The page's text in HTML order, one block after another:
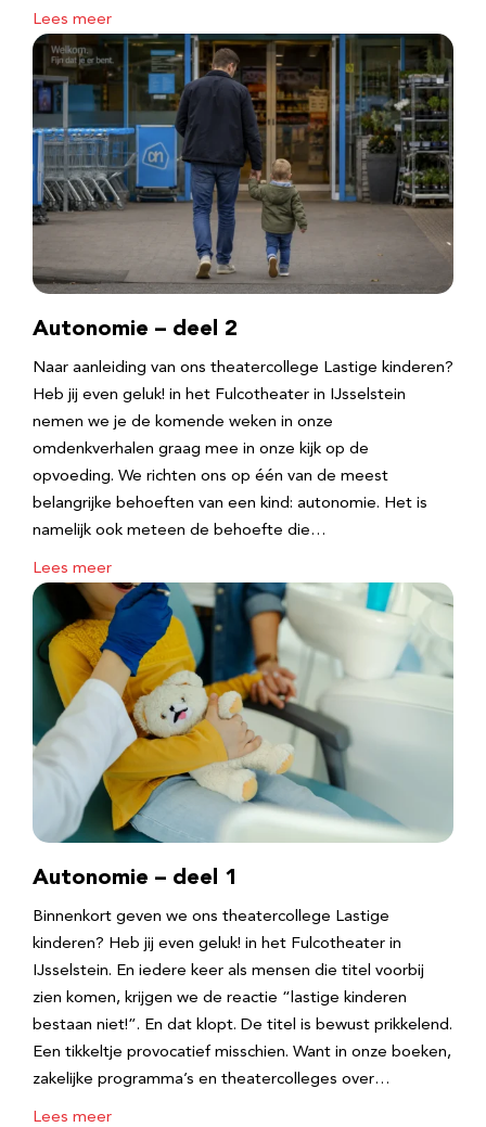
Lees meer
Autonomie – deel 2
Naar aanleiding van ons theatercollege Lastige kinderen?
Heb jij even geluk! in het Fulcotheater in IJsselstein
nemen we je de komende weken in onze
omdenkverhalen graag mee in onze kijk op de
opvoeding. We richten ons op één van de meest
belangrijke behoeften van een kind: autonomie. Het is
namelijk ook meteen de behoefte die…
Lees meer
Autonomie – deel 1
Binnenkort geven we ons theatercollege Lastige
kinderen? Heb jij even geluk! in het Fulcotheater in
IJsselstein. En iedere keer als mensen die titel voorbij
zien komen, krijgen we de reactie “lastige kinderen
bestaan niet!”. En dat klopt. De titel is bewust prikkelend.
Een tikkeltje provocatief misschien. Want in onze boeken,
zakelijke programma’s en theatercolleges over…
Lees meer